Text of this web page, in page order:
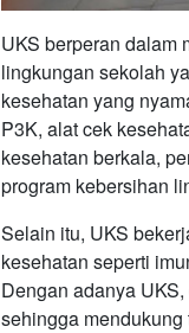
UKS berperan dalam
lingkungan sekolah
kesehatan yang
P3K, alat cek
kesehatan berkala,
program kebersihan
Selain itu, UKS
kesehatan seperti
Dengan adanya
sehingga